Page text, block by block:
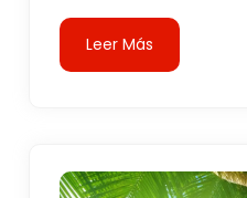
Leer Más